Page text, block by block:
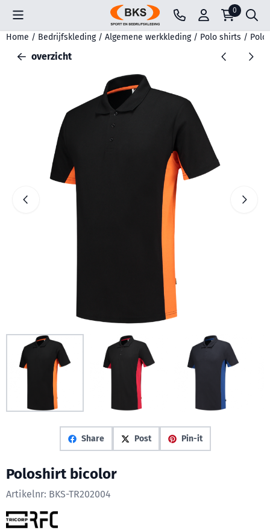
Cookievoorkeuren zijn beschikbaar. Kies instellingen of sta
0
Home / Bedrijfskleding / Algemene werkkleding / Polo shirts /
overzicht
Share Post Pin-it
Poloshirt bicolor
Artikelnr: BKS-TR202004